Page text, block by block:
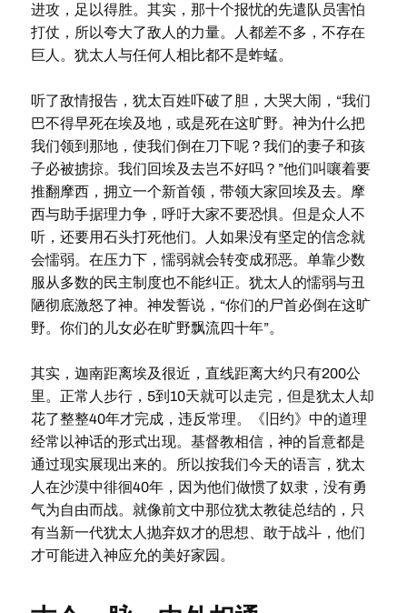
进攻，足以得胜。其实，那十个报忧的先遣队员害怕
打仗，所以夸大了敌人的力量。人都差不多，不存在
巨人。犹太人与任何人相比都不是蚱蜢。
听了敌情报告，犹太百姓吓破了胆，大哭大闹，“我们
巴不得早死在埃及地，或是死在这旷野。神为什么把
我们领到那地，使我们倒在刀下呢？我们的妻子和孩
子必被掳掠。我们回埃及去岂不好吗？”他们叫嚷着要
推翻摩西，拥立一个新首领，带领大家回埃及去。摩
西与助手据理力争，呼吁大家不要恐惧。但是众人不
听，还要用石头打死他们。人如果没有坚定的信念就
会懦弱。在压力下，懦弱就会转变成邪恶。单靠少数
服从多数的民主制度也不能纠正。犹太人的懦弱与丑
陋彻底激怒了神。神发誓说，“你们的尸首必倒在这旷
野。你们的儿女必在旷野飘流四十年”。
其实，迦南距离埃及很近，直线距离大约只有200公
里。正常人步行，5到10天就可以走完，但是犹太人却
花了整整40年才完成，违反常理。《旧约》中的道理
经常以神话的形式出现。基督教相信，神的旨意都是
通过现实展现出来的。所以按我们今天的语言，犹太
人在沙漠中徘徊40年，因为他们做惯了奴隶，没有勇
气为自由而战。就像前文中那位犹太教徒总结的，只
有当新一代犹太人抛弃奴才的思想、敢于战斗，他们
才可能进入神应允的美好家园。